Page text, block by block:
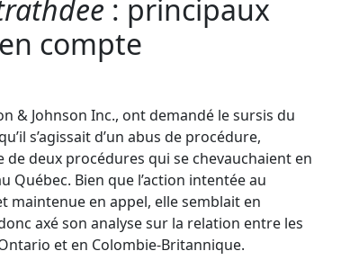
: principaux
compte
& Johnson Inc., ont demandé le sursis du
s’agissait d’un abus de procédure,
de deux procédures qui se chevauchaient en
Québec. Bien que l’action intentée au
maintenue en appel, elle semblait en
axé son analyse sur la relation entre les
et en Colombie-Britannique.